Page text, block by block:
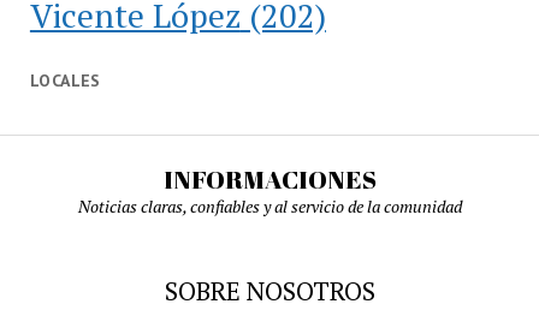
Vicente López (202)
LOCALES
INFORMACIONES
Noticias claras, confiables y al servicio de la comunidad
SOBRE NOSOTROS